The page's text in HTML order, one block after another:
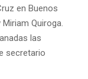
en Buenos
Quiroga.
las
secretario